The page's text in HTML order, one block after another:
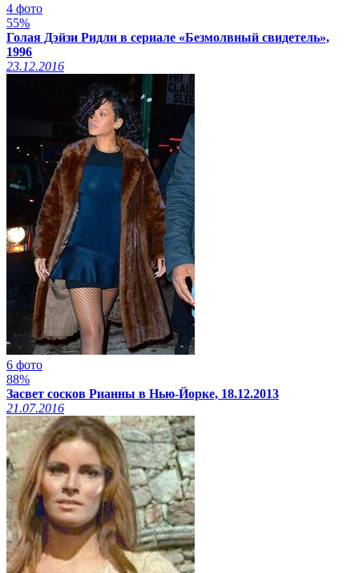
4 фото
55%
Голая Дэйзи Ридли в сериале «Безмолвный свидетель»,
1996
23.12.2016
6 фото
88%
Засвет сосков Рианны в Нью-Йорке, 18.12.2013
21.07.2016